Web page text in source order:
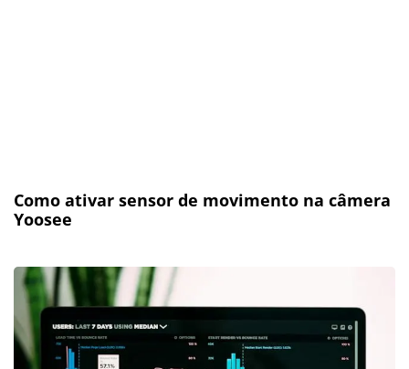
Como ativar sensor de movimento na câmera
Yoosee